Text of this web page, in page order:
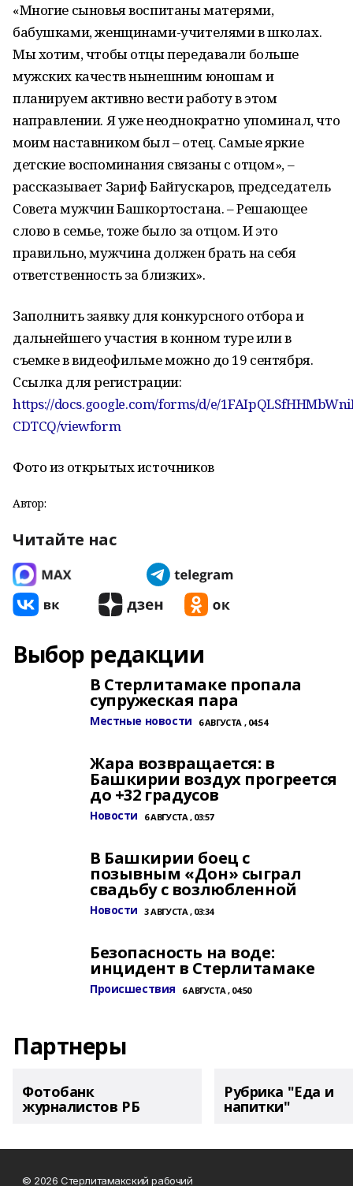
«Многие сыновья воспитаны матерями,
бабушками, женщинами-учителями в школах.
Мы хотим, чтобы отцы передавали больше
мужских качеств нынешним юношам и
планируем активно вести работу в этом
направлении. Я уже неоднократно упоминал, что
моим наставником был – отец. Самые яркие
детские воспоминания связаны с отцом», –
рассказывает Зариф Байгускаров, председатель
Совета мужчин Башкортостана. – Решающее
слово в семье, тоже было за отцом. И это
правильно, мужчина должен брать на себя
ответственность за близких».
Заполнить заявку для конкурсного отбора и
дальнейшего участия в конном туре или в
съемке в видеофильме можно до 19 сентября.
Ссылка для регистрации:
https://docs.google.com/forms/d/e/
CDTCQ/viewform
Фото из открытых источников
Автор:
Читайте нас
Выбор редакции
В Стерлитамаке пропала
супружеская пара
Местные новости 6 АВГУСТА , 04:54
Жара возвращается: в
Башкирии воздух прогреется
до +32 градусов
Новости 6 АВГУСТА , 03:57
В Башкирии боец с
позывным «Дон» сыграл
свадьбу с возлюбленной
Новости 3 АВГУСТА , 03:34
Безопасность на воде:
инцидент в Стерлитамаке
Происшествия 6 АВГУСТА , 04:50
Партнеры
Фотобанк
журналистов РБ
Рубрика "Еда и
напитки"
© 2026 Стерлитамакский рабочий